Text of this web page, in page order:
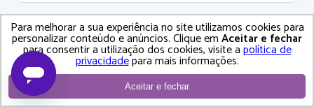
Serra - ES
Para melhorar a sua experiência no site utilizamos cookies para
personalizar conteúdo e anúncios. Clique emAceitar e fechar
para consentir a utilização dos cookies, visite apolítica de
privacidadepara mais informações.
Aceitar e fechar